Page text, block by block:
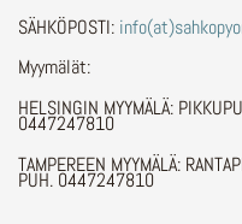
SÄHKÖPOSTI:
Myymälät:
HELSINGIN MYYMÄLÄ:
0447247810
TAMPEREEN MYYMÄLÄ:
PUH. 0447247810